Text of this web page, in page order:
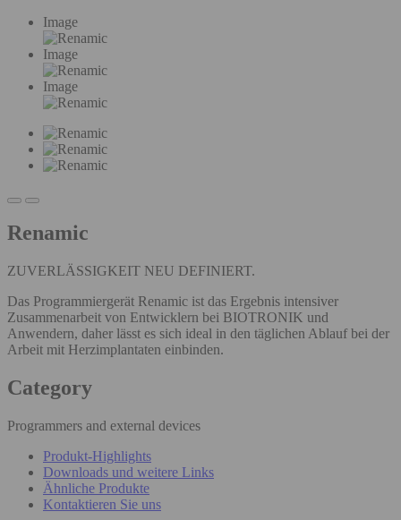
Image
Image
Image
Renamic
ZUVERLÄSSIGKEIT NEU DEFINIERT.
Das Programmiergerät Renamic ist das Ergebnis intensiver
Zusammenarbeit von Entwicklern bei BIOTRONIK und
Anwendern, daher lässt es sich ideal in den täglichen Ablauf bei der
Arbeit mit Herzimplantaten einbinden.
Category
Programmers and external devices
Produkt-Highlights
Downloads und weitere Links
Ähnliche Produkte
Kontaktieren Sie uns